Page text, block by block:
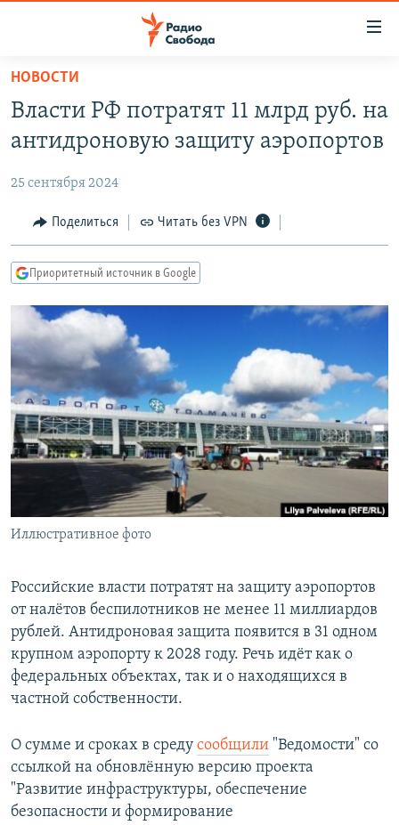
упрощенного
доступа
основному
Вернутся
главной
навигации
Вернутся
поиску
АВТОРСКИЕ ПРОЕКТЫ
ЦИТАТЫ СВОБОДЫ
МНЕНИЯ
IDEL.РЕАЛИИ
КАВКАЗ.РЕАЛИИ
СЕВЕР.РЕАЛИИ
СИБИРЬ.РЕАЛИИ
РАСПИСАНИЕ ВЕЩАНИЯ
ПОДПИШИТЕСЬ НА РАССЫЛКУ
СОЦИАЛЬНЫЕ СЕТИ
Все сайты РСЕ/РС
НОВОСТИ
Власти РФ потратят 11 млрд руб. на
антидроновую защиту аэропортов
25 сентября 2024
Поделиться Читать без VPN
Приоритетный источник в Google
Иллюстративное фото
Российские власти потратят на защиту аэропортов
от налётов беспилотников не менее 11 миллиардов
рублей. Антидроновая защита появится в 31 одном
крупном аэропорту к 2028 году. Речь идёт как о
федеральных объектах, так и о находящихся в
частной собственности.
О сумме и сроках в среду сообщили "Ведомости" со
ссылкой на обновлённую версию проекта
"Развитие инфраструктуры, обеспечение
безопасности и формирование